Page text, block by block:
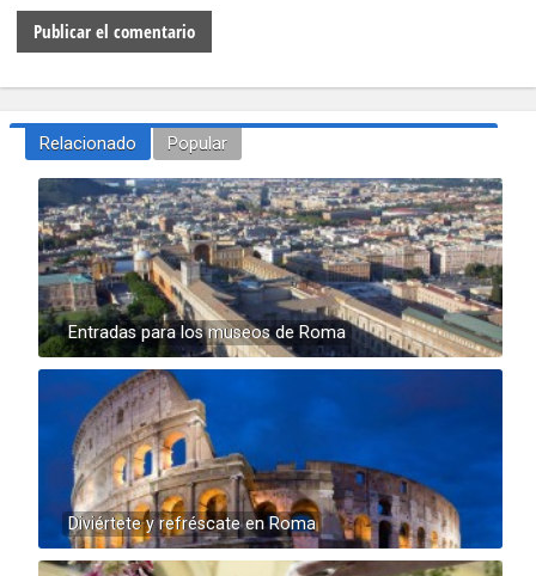
Relacionado Popular
Entradas para los museos de Roma
Diviértete y refréscate en Roma